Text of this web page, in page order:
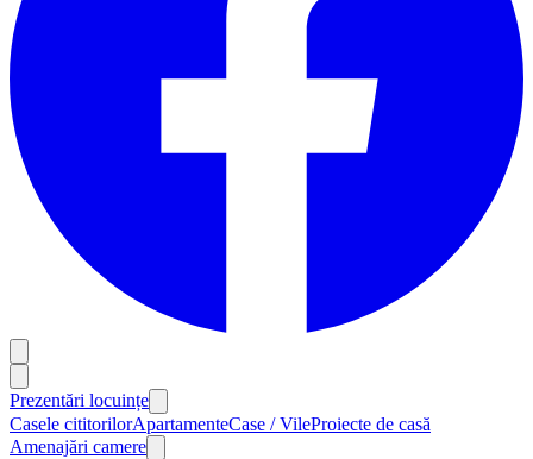
Prezentări locuințe
Casele cititorilorApartamenteCase / VileProiecte de casă
Amenajări camere